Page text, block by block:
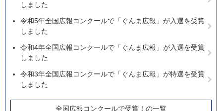
しました
令和5年全国広報コンクールで「ぐんま広報」が入選を受賞
しました
令和4年全国広報コンクールで「ぐんま広報」が入選を受賞
しました
令和3年全国広報コンクールで「ぐんま広報」が特選を受賞
しました
全国広報コンクールで受賞！の一覧